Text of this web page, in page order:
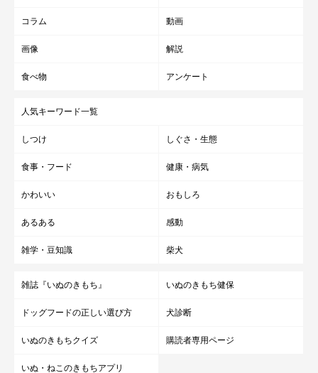
コラム 動画
画像 解説
食べ物 アンケート
人気キーワード一覧
しつけ しぐさ・生態
食事・フード 健康・病気
かわいい おもしろ
あるある 感動
雑学・豆知識 柴犬
雑誌『いぬのきもち』 いぬのきもち健保
ドッグフードの正しい選び方 犬診断
いぬのきもちクイズ 購読者専用ページ
いぬ・ねこのきもちアプリ